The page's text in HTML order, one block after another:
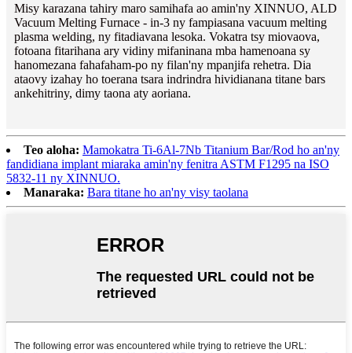
Misy karazana tahiry maro samihafa ao amin'ny XINNUO, ALD
Vacuum Melting Furnace - in-3 ny fampiasana vacuum melting
plasma welding, ny fitadiavana lesoka. Vokatra tsy miovaova,
fotoana fitarihana ary vidiny mifaninana mba hamenoana sy
hanomezana fahafaham-po ny filan'ny mpanjifa rehetra. Dia
ataovy izahay ho toerana tsara indrindra hividianana titane bars
ankehitriny, dimy taona aty aoriana.
Teo aloha: Mamokatra Ti-6Al-7Nb Titanium Bar/Rod ho an'ny
fandidiana implant miaraka amin'ny fenitra ASTM F1295 na ISO
5832-11 ny XINNUO.
Manaraka: Bara titane ho an'ny visy taolana